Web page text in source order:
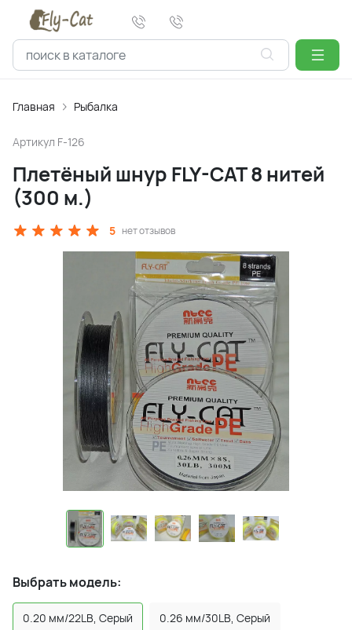
Главная Рыбалка
Артикул F-126
Плетёный шнур FLY-CAT 8 нитей
(300 м.)
5 нет отзывов
Выбрать модель:
0.20 мм/22LB, Серый 0.26 мм/30LB, Серый